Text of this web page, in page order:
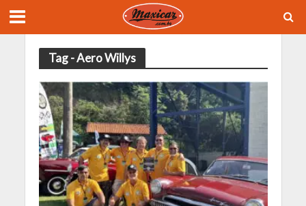
Tag - Aero Willys